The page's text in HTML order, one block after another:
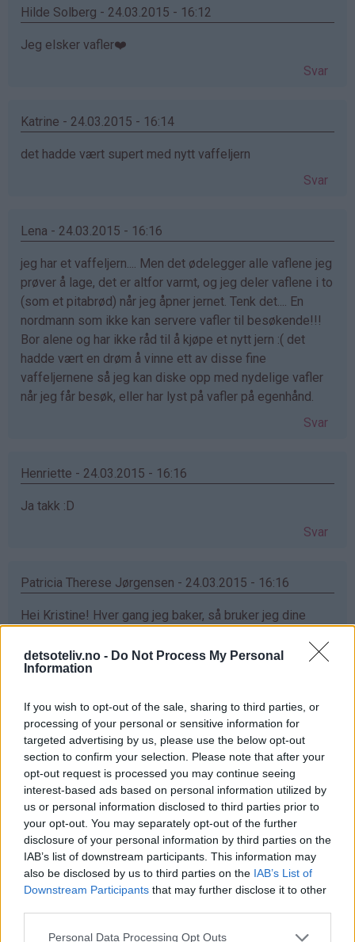
detsoteliv.no - Do Not Process My Personal
Information
If you wish to opt-out of the sale, sharing to third parties, or
processing of your personal or sensitive information for
targeted advertising by us, please use the below opt-out
section to confirm your selection. Please note that after your
opt-out request is processed you may continue seeing
interest-based ads based on personal information utilized by
us or personal information disclosed to third parties prior to
your opt-out. You may separately opt-out of the further
disclosure of your personal information by third parties on the
IAB’s list of downstream participants. This information may
also be disclosed by us to third parties on the IAB’s List of
Downstream Participants that may further disclose it to other
Personal Data Processing Opt Outs
Hilde Solberg - 24.03.2015 - 16:12
Jeg elsker vafler❤️
Svar
Katrine - 24.03.2015 - 16:14
det hadde vært supert med nytt vaffeljern
Svar
Lena - 24.03.2015 - 16:16
jeg har et vaffeljern.... Men det ødelegger alle vaflene jeg
prøver å lage, det er altfor varmt, og jeg deler vaflene i to
(som et pitabrød) når jeg åpner jernet. Tenk det.... En
nordmann som ikke kan servere vafler til besøkende!!!
Bor alene og har ikke råd til å kjøpe et nytt jern :( det
hadde vært en drøm å vinne ett av disse fine
vaffeljernene så jeg kan diske opp med nydelige vafler
når jeg får besøk, eller har lyst på vafler på egenhånd.
Svar
Henriette - 24.03.2015 - 16:16
Ja takk :D
Svar
Patricia Therese Jørgensen - 24.03.2015 - 16:16
Hei Kristine! Hver gang jeg baker, så bruker jeg dine
med vaniljeis har allerede blitt min favoritt❤️ Ønsker
meg ett vaffeljern da jeg eeeelsker vaffler :D
Maren - 24.03.2015 - 16:18
elsker vafler!!
Svar
Mariann Jørgensen - 24.03.2015 - 16:18
Hva er bedre enn en vaffel sammen med rømme og
syltetøy hadde jeg vært heldig så hadde det vært gøy
Svar